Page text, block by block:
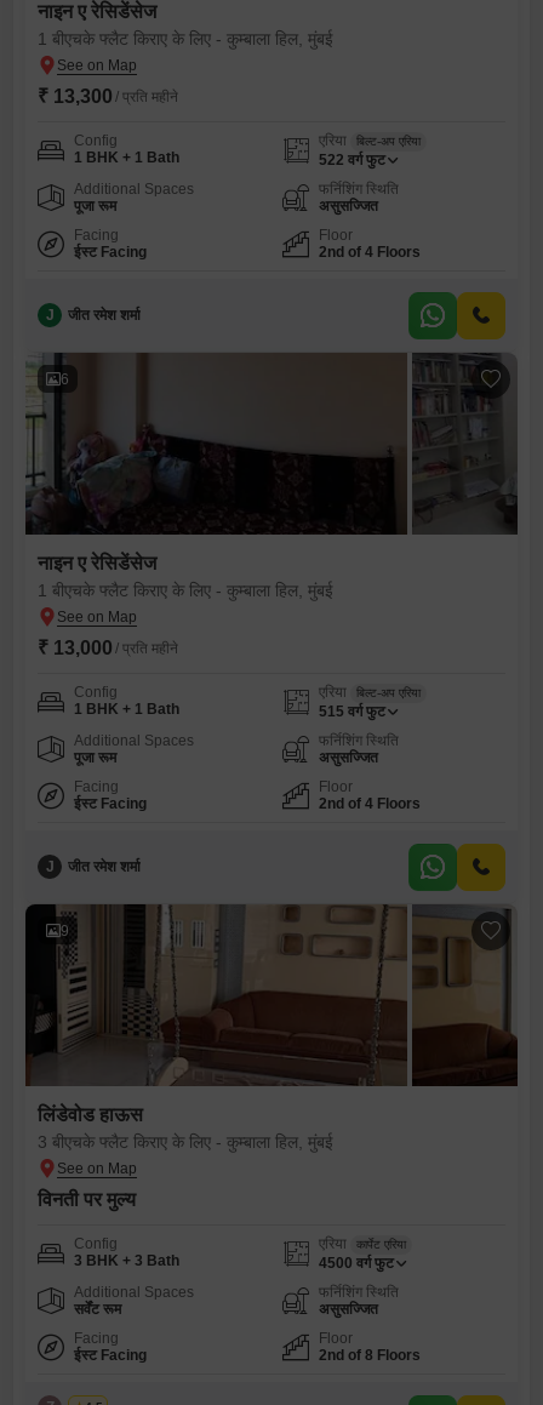
नाइन ए रेसिडेंसेज
1 बीएचके फ्लैट किराए के लिए - कुम्बाला हिल, मुंबई
₹ 13,300 / प्रति महीने
Config
1 BHK + 1 Bath
एरिया बिल्ट-अप एरिया
522 वर्ग फुट
Additional Spaces
पूजा रूम
फर्निशिंग स्थिति
असुसज्जित
Facing
ईस्ट Facing
Floor
2nd of 4 Floors
J जीत रमेश शर्मा
6
नाइन ए रेसिडेंसेज
1 बीएचके फ्लैट किराए के लिए - कुम्बाला हिल, मुंबई
₹ 13,000 / प्रति महीने
Config
1 BHK + 1 Bath
एरिया बिल्ट-अप एरिया
515 वर्ग फुट
Additional Spaces
पूजा रूम
फर्निशिंग स्थिति
असुसज्जित
Facing
ईस्ट Facing
Floor
2nd of 4 Floors
J जीत रमेश शर्मा
9
लिंडेवोड हाऊस
3 बीएचके फ्लैट किराए के लिए - कुम्बाला हिल, मुंबई
विनती पर मुल्य
Config
3 BHK + 3 Bath
एरिया कार्पेट एरिया
4500 वर्ग फुट
Additional Spaces
सर्वेंट रूम
फर्निशिंग स्थिति
असुसज्जित
Facing
ईस्ट Facing
Floor
2nd of 8 Floors